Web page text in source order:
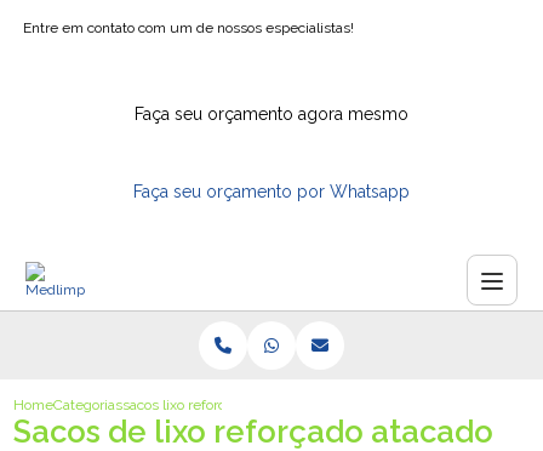
Entre em contato com um de nossos especialistas!
Faça seu orçamento agora mesmo
Faça seu orçamento por Whatsapp
HomeCategoriassacos lixo reforcado atacado
Sacos de lixo reforçado atacado